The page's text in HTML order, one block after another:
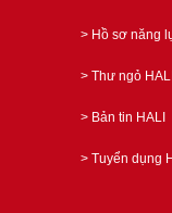
> Hồ sơ năng
> Thư ngỏ HALI
> Bản tin HALI
> Tuyển dụng